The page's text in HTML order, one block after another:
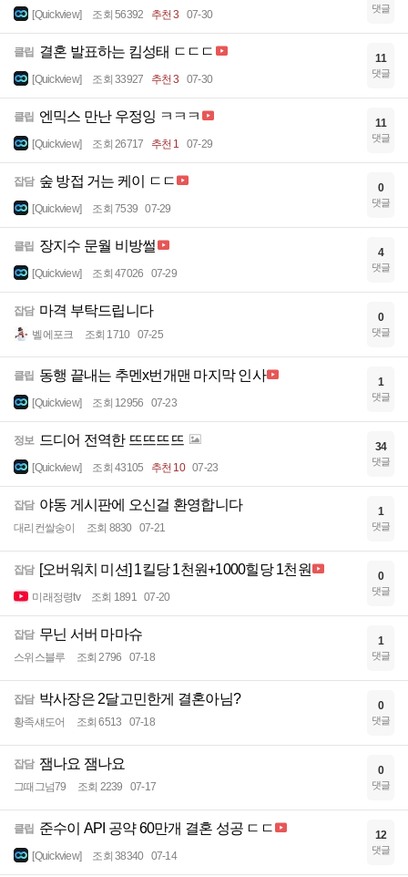
[Quickview] 조회 56392 추천 3 07-30 댓글
클립 결혼 발표하는 킴성태 ㄷㄷㄷ
[Quickview] 조회 33927 추천 3 07-30
11
댓글
클립 엔믹스 만난 우정잉 ㅋㅋㅋ
[Quickview] 조회 26717 추천 1 07-29
11
댓글
잡담 숲 방접 거는 케이 ㄷㄷ
[Quickview] 조회 7539 07-29
0
댓글
클립 장지수 문월 비방썰
[Quickview] 조회 47026 07-29
4
댓글
잡담 마격 부탁드립니다
벨에포크 조회 1710 07-25
0
댓글
클립 동행 끝내는 추멘x번개맨 마지막 인사
[Quickview] 조회 12956 07-23
1
댓글
정보 드디어 전역한 뜨뜨뜨뜨
[Quickview] 조회 43105 추천 10 07-23
34
댓글
잡담 야동 게시판에 오신걸 환영합니다
대리컨쌀숭이 조회 8830 07-21
1
댓글
잡담 [오버워치 미션] 1킬당 1천원+1000힐당 1천원
미래정령tv 조회 1891 07-20
0
댓글
잡담 무닌 서버 마마슈
스위스블루 조회 2796 07-18
1
댓글
잡담 박사장은 2달고민한게 결혼아님?
황족섀도어 조회 6513 07-18
0
댓글
잡담 잼나요 잼나요
그때그넘79 조회 2239 07-17
0
댓글
클립 준수이 API 공약 60만개 결혼 성공 ㄷㄷ
[Quickview] 조회 38340 07-14
12
댓글